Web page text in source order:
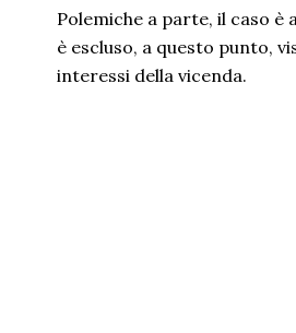
Polemiche a parte, il caso
è escluso, a questo punto,
interessi della vicenda.